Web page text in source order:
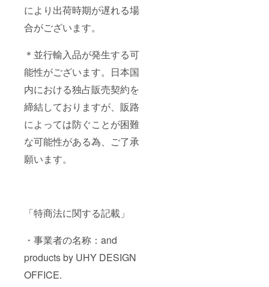
により出荷時期が遅れる場
合がございます。
＊並行輸入品が発生する可
能性がございます。日本国
内における独占販売契約を
締結しておりますが、販路
によっては防ぐことが困難
な可能性がある為、ご了承
願います。
「特商法に関する記載」
・事業者の名称：and
products by UHY DESIGN
OFFICE.